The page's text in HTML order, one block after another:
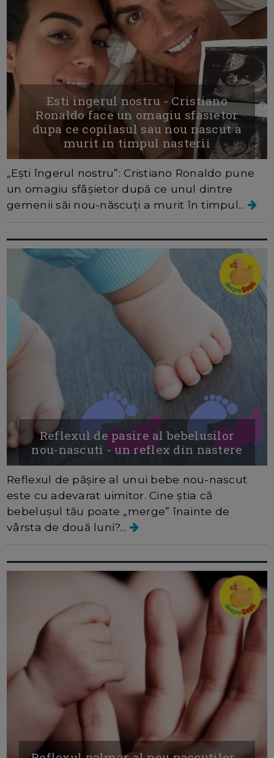
Esti ingerul nostru - Cristiano
Ronaldo face un omagiu sfasietor
dupa ce copilasul sau nou nascut a
murit in timpul nasterii
„Ești îngerul nostru”: Cristiano Ronaldo pune
un omagiu sfâșietor după ce unul dintre
gemenii săi nou-născuți a murit în timpul...
Reflexul de pasire al bebelusilor
nou-nascuti - un reflex din nastere
Reflexul de pășire al unui bebe nou-nascut
este cu adevarat uimitor. Cine știa că
bebelușul tău poate „merge” înainte de
vârsta de două luni?...